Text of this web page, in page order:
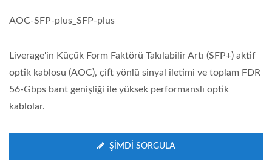
AOC-SFP-plus_SFP-plus
Liverage'in Küçük Form Faktörü Takılabilir Artı (SFP+) aktif
optik kablosu (AOC), çift yönlü sinyal iletimi ve toplam FDR
56-Gbps bant genişliği ile yüksek performanslı optik
kablolar.
ŞIMDI SORGULA